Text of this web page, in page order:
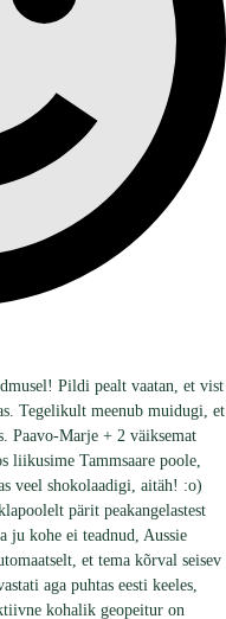
Pildi pealt vaatan, et vist
Tegelikult meenub muidugi, et
Paavo-Marje + 2 väiksemat
liikusime Tammsaare poole,
veel shokolaadigi, aitäh! :o)
pärit peakangelastest
ju kohe ei teadnud, Aussie
et tema kõrval seisev
aga puhtas eesti keeles,
kohalik geopeitur on